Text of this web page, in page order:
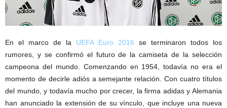
En el marco de la UEFA Euro 2016 se terminaron todos los
rumores, y se confirmó el futuro de la camiseta de la selección
campeona del mundo. Comenzando en 1954, todavía no era el
momento de decirle adiós a semejante relación. Con cuatro títulos
del mundo, y todavía mucho por crecer, la firma adidas y Alemania
han anunciado la extensión de su vínculo, que incluye una nueva